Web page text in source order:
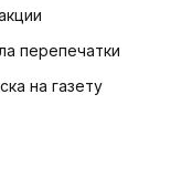
перепечатки
на газету